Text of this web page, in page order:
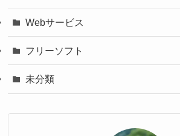
Webサービス
フリーソフト
未分類